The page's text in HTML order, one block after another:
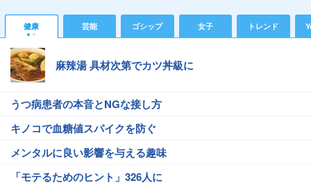
健康 芸能 ゴシップ 女子 トレンド
麻辣湯 具材次第でカツ丼級に
うつ病患者の本音とNGな接し方
キノコで血糖値スパイクを防ぐ
メンタルに良い影響を与える趣味
「モテるためのヒント」326人に